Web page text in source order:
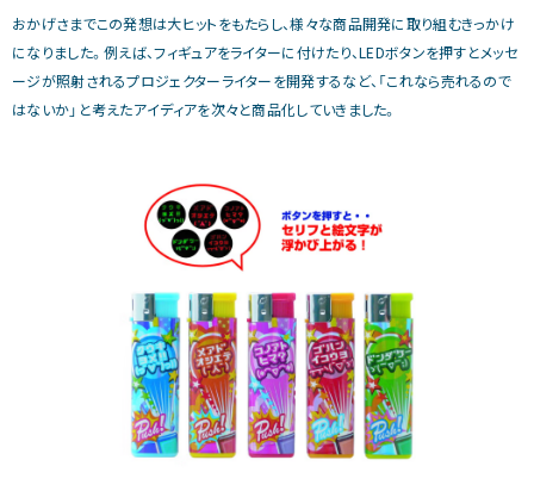
おかげさまでこの発想は大ヒットをもたらし、様々な商品開発に取り組むきっかけ
になりました。例えば、フィギュアをライターに付けたり、LEDボタンを押すとメッセ
ージが照射されるプロジェクターライターを開発するなど、「これなら売れるので
はないか」と考えたアイディアを次々と商品化していきました。